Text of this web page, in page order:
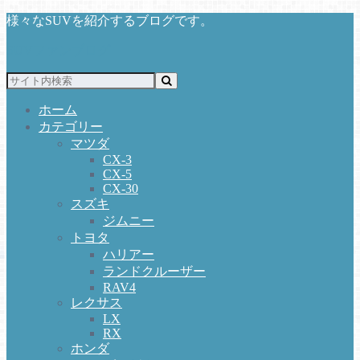
様々なSUVを紹介するブログです。
ホーム
カテゴリー
マツダ
CX-3
CX-5
CX-30
スズキ
ジムニー
トヨタ
ハリアー
ランドクルーザー
RAV4
レクサス
LX
RX
ホンダ